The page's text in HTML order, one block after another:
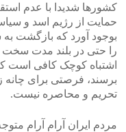
کشورها شدیدا با عدم
حمایت از رژیم اسد و
بوجود آورد که بازگشت
را حتی در بلند مدت
اشتباه کوچک کافی
برسند، فرصتی برای
تحریم و محاصره نیست.
مردم ایران آرام آرام